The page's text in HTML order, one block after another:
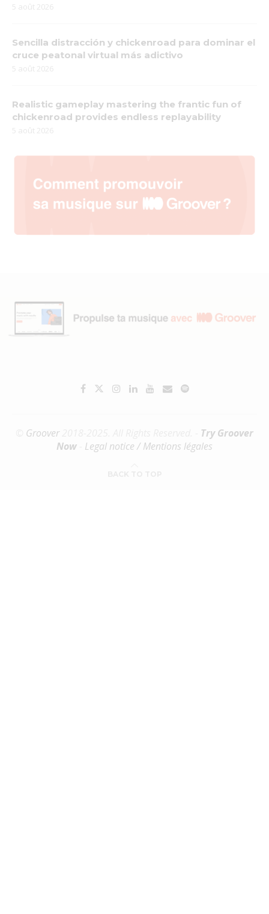
5 août 2026
Sencilla distracción y chickenroad para dominar el
cruce peatonal virtual más adictivo
5 août 2026
Realistic gameplay mastering the frantic fun of
chickenroad provides endless replayability
5 août 2026
Groover2018-2025. All Rights Reserved. - Try Groover
Now
Legal notice / Mentions légales